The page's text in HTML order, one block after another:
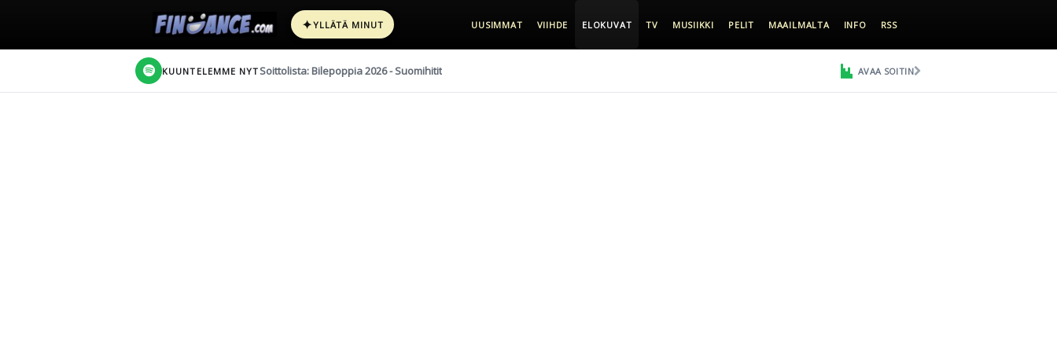
✦YLLÄTÄ MINUT UUSIMMAT VIIHDE ELOKUVAT TV MUSIIKKI PELIT MAAILMALTA INFO RSS
KUUNTELEMME NYT Soittolista: Bilepoppia 2026 - Suomihitit AVAA SOITIN